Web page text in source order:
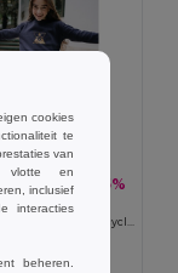
-25%
Sweatshirt voor kinderen van gerecycled katoen en polyester
cookies
te
van
vlotte en
inclusief
interacties
beheren.